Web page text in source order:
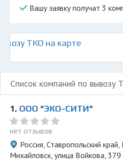
Вашу заявку получат 3
ТКО на карте
Список компаний по вывозу
1. ООО "ЭКО-СИТИ"
нет отзывов
Россия, Ставропольский
Михайловск, улица Войкова, 379